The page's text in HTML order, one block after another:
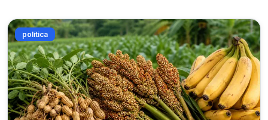
política